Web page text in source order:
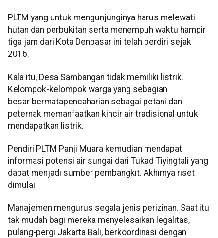
PLTM yang untuk mengunjunginya harus melewati
hutan dan perbukitan serta menempuh waktu hampir
tiga jam dari Kota Denpasar ini telah berdiri sejak
2016.
Kala itu, Desa Sambangan tidak memiliki listrik.
Kelompok-kelompok warga yang sebagian
besar bermatapencaharian sebagai petani dan
peternak memanfaatkan kincir air tradisional untuk
mendapatkan listrik.
Pendiri PLTM Panji Muara kemudian mendapat
informasi potensi air sungai dari Tukad Tiyingtali yang
dapat menjadi sumber pembangkit. Akhirnya riset
dimulai.
Manajemen mengurus segala jenis perizinan. Saat itu
tak mudah bagi mereka menyelesaikan legalitas,
pulang-pergi Jakarta Bali, berkoordinasi dengan